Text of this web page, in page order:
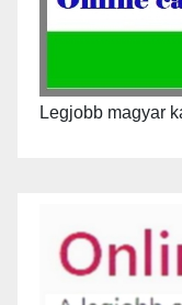
Legjobb magyar